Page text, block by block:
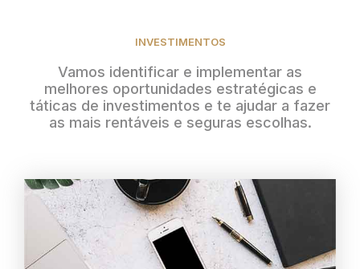
INVESTIMENTOS
Vamos identificar e implementar as
melhores oportunidades estratégicas e
táticas de investimentos e te ajudar a fazer
as mais rentáveis e seguras escolhas.